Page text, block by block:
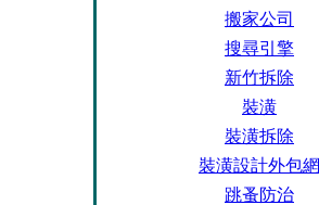
搬家公司
搜尋引擎
新竹拆除
裝潢
裝潢拆除
裝潢設計外包網
跳蚤防治